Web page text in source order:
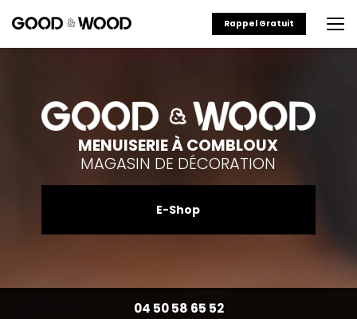
au
principal
Rappel Gratuit
MENUISERIE À COMBLOUX
MAGASIN DE DÉCORATION
E-Shop
04 50 58 65 52